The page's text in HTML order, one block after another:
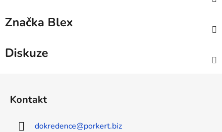
Značka Blex
Diskuze
Kontakt
dokredence@porkert.biz